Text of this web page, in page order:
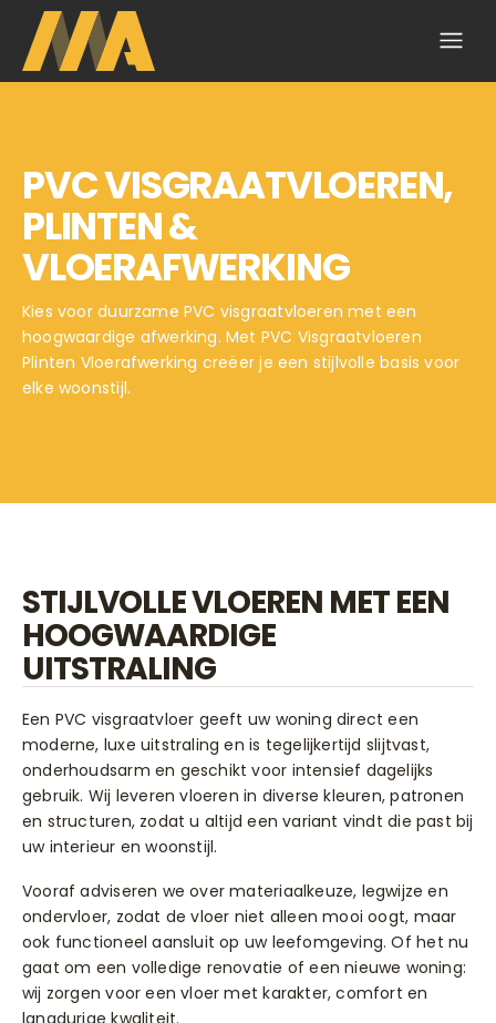
PVC VISGRAATVLOEREN,
PLINTEN &
VLOERAFWERKING
Kies voor duurzame PVC visgraatvloeren met een
hoogwaardige afwerking. Met PVC Visgraatvloeren
Plinten Vloerafwerking creëer je een stijlvolle basis voor
elke woonstijl.
STIJLVOLLE VLOEREN MET EEN
HOOGWAARDIGE
UITSTRALING
Een PVC visgraatvloer geeft uw woning direct een
moderne, luxe uitstraling en is tegelijkertijd slijtvast,
onderhoudsarm en geschikt voor intensief dagelijks
gebruik. Wij leveren vloeren in diverse kleuren, patronen
en structuren, zodat u altijd een variant vindt die past bij
uw interieur en woonstijl.
Vooraf adviseren we over materiaalkeuze, legwijze en
ondervloer, zodat de vloer niet alleen mooi oogt, maar
ook functioneel aansluit op uw leefomgeving. Of het nu
gaat om een volledige renovatie of een nieuwe woning:
wij zorgen voor een vloer met karakter, comfort en